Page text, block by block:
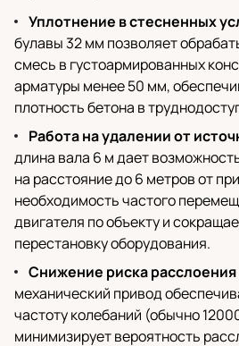
Уплотнение в стесненных
булавы 32 мм позволяет
смесь в густоармированных
арматуры менее 50 мм,
плотность бетона в
Работа на удалении от
длина вала 6 м дает
на расстояние до 6 метров от
необходимость частого
двигателя по объекту и
перестановку оборудования.
Снижение риска
механический привод
частоту колебаний (обычно
минимизирует вероятность